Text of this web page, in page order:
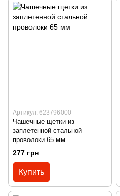
Артикул: 623796000
Чашечные щетки из
заплетенной стальной
проволоки 65 мм
277 грн
Купить